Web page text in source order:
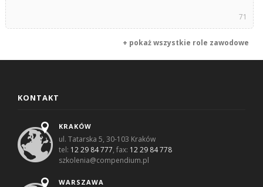
71
+ pokaż wszystkie role zawodowe
KONTAKT
KRAKÓW
ul. Tatarska 5, 30-103 Kraków
tel: 12 29 84 777, fax: 12 29 84 778
szkolenia@compendium.pl
WARSZAWA